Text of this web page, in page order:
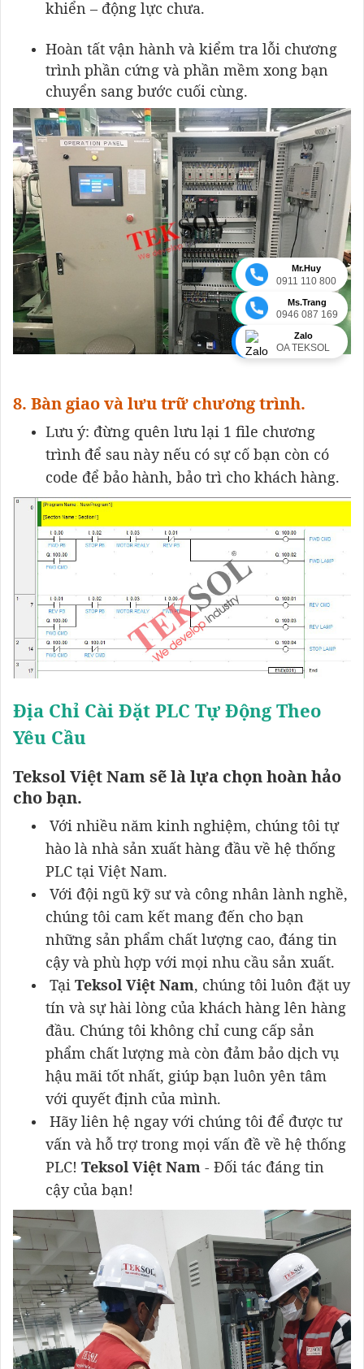
Mr.Huy
0911 110 800
Ms.Trang
0946 087 169
Zalo
OA TEKSOL
khiển – động lực chưa.
Hoàn tất vận hành và kiểm tra lỗi chương
trình phần cứng và phần mềm xong bạn
chuyển sang bước cuối cùng.
8. Bàn giao và lưu trữ chương trình.
Lưu ý: đừng quên lưu lại 1 file chương
trình để sau này nếu có sự cố bạn còn có
code để bảo hành, bảo trì cho khách hàng.
Địa Chỉ Cài Đặt PLC Tự Động Theo
Yêu Cầu
TeksolViệt Namsẽ là lựa chọn hoàn hảo
cho bạn.
Với nhiều năm kinh nghiệm, chúng tôi tự
hào là nhà sản xuất hàng đầu về hệ thống
PLC tại Việt Nam.
Với đội ngũ kỹ sư và công nhân lành nghề,
chúng tôi cam kết mang đến cho bạn
những sản phẩm chất lượng cao, đáng tin
cậy và phù hợp với mọi nhu cầu sản xuất.
Tại Teksol Việt Nam, chúng tôi luôn đặt uy
tín và sự hài lòng của khách hàng lên hàng
đầu. Chúng tôi không chỉ cung cấp sản
phẩm chất lượng mà còn đảm bảo dịch vụ
hậu mãi tốt nhất, giúp bạn luôn yên tâm
với quyết định của mình.
Hãy liên hệ ngay với chúng tôi để được tư
vấn và hỗ trợ trong mọi vấn đề về hệ thống
PLC! Teksol Việt Nam - Đối tác đáng tin
cậy của bạn!